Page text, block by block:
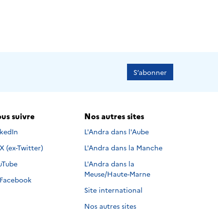
S’abonner
suivre
suivre sur
Nous suivre sur
X (ex-Twitter)
suivre sur
Nous suivre sur
Facebook
Nos autres sites
L'Andra dans l'Aube
L'Andra dans la Manche
L'Andra dans la
Meuse/Haute-Marne
Site international
Nos autres sites